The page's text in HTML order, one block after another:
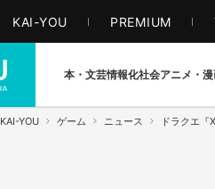
KAI-YOU PREMIUM
本・文芸情報化社会アニメ・
KAI-YOU ゲーム ニュース ドラクエ